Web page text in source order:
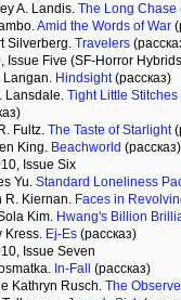
A. Landis. The Long Chase
Amid the Words of War
Silverberg. Travelers
Issue Five (SF-Horror
Langan. Hindsight(рассказ)
Lansdale. Tight Little
Fultz. The Taste of Starlight
King. Beachworld (рассказ)
Issue Six
Yu. Standard Loneliness
R. Kiernan. Faces in
Kim. Hwang's Billion
Kress. Ej-Es (рассказ)
Issue Seven
In-Fall
(рассказ)
Kathryn Rusch. The